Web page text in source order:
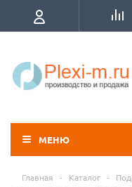
МЕНЮ
Главная - Каталог -